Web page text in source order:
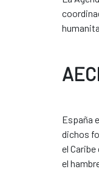
España
dichos
el
el